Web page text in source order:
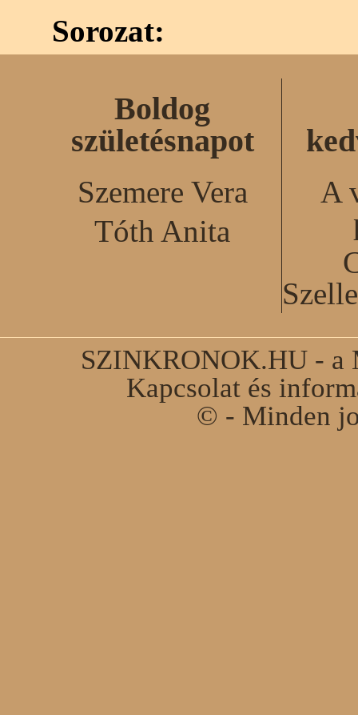
Sorozat:
Boldog
születésnapot
Szemere Vera
Tóth Anita
A
SZINKRONOK.HU - a
Kapcsolat és
© - Minden